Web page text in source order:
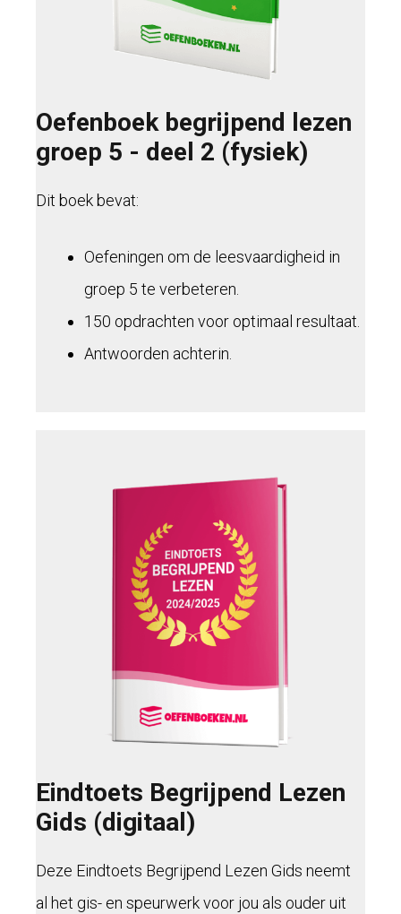
Oefenboek begrijpend lezen
groep 5 - deel 2 (fysiek)
Dit boek bevat:
Oefeningen om de leesvaardigheid in
groep 5 te verbeteren.
150 opdrachten voor optimaal resultaat.
Antwoorden achterin.
Eindtoets Begrijpend Lezen
Gids (digitaal)
Deze Eindtoets Begrijpend Lezen Gids neemt
al het gis- en speurwerk voor jou als ouder uit